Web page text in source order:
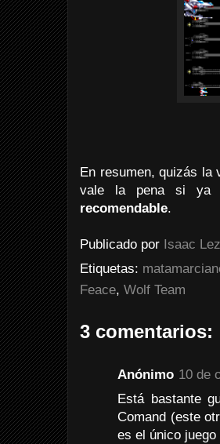
En resumen, quizás la
vale la pena si ya
recomendable.
Publicado por Isaac Lez
Etiquetas:
Feace, Wolf Team
3 comentarios:
Anónimo 10 de
Está bastante
Comand (este
es el único